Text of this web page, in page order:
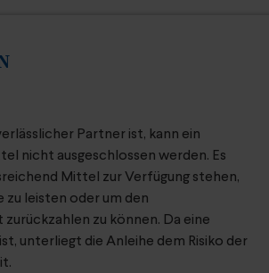
Partner ist, kann ein
nicht ausgeschlossen werden. Es
Mittel zur Verfügung stehen,
zu leisten oder um den
zurückzahlen zu können. Da eine
unterliegt die Anleihe dem Risiko der